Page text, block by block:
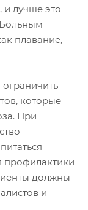
и лучше это
плавание,
которые
При
должны
и